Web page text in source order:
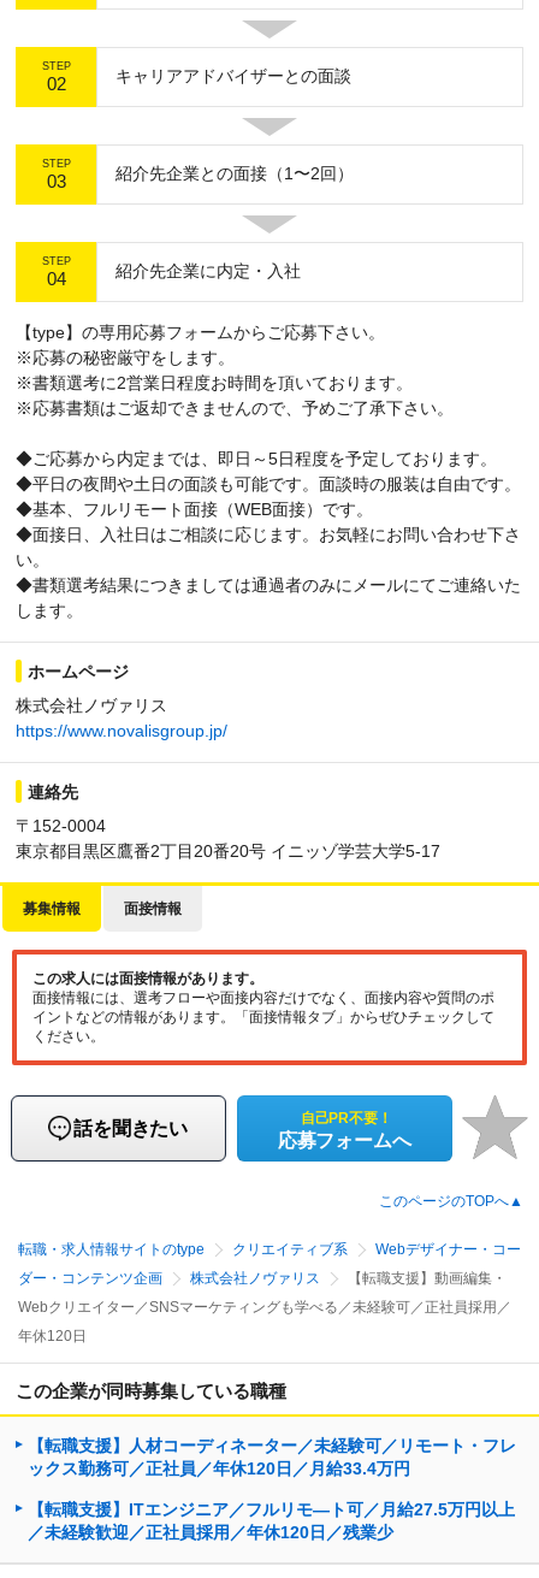
STEP
02 キャリアアドバイザーとの面談
STEP
03 紹介先企業との面接（1〜2回）
STEP
04 紹介先企業に内定・入社
【type】の専用応募フォームからご応募下さい。
※応募の秘密厳守をします。
※書類選考に2営業日程度お時間を頂いております。
※応募書類はご返却できませんので、予めご了承下さい。
◆ご応募から内定までは、即日～5日程度を予定しております。
◆平日の夜間や土日の面談も可能です。面談時の服装は自由です。
◆基本、フルリモート面接（WEB面接）です。
◆面接日、入社日はご相談に応じます。お気軽にお問い合わせ下さ
い。
◆書類選考結果につきましては通過者のみにメールにてご連絡いた
します。
ホームページ
株式会社ノヴァリス
https://www.novalisgroup.jp/
連絡先
〒152-0004
東京都目黒区鷹番2丁目20番20号 イニッゾ学芸大学5-17
募集情報 面接情報
この求人には面接情報があります。
面接情報には、選考フローや面接内容だけでなく、面接内容や質問のポ
イントなどの情報があります。「面接情報タブ」からぜひチェックして
ください。
話を聞きたい 自己PR不要！
応募フォームへ
このページのTOPへ▲
転職・求人情報サイトのtype クリエイティブ系
Webデザイナー・コー
ダー・コンテンツ企画
株式会社ノヴァリス
【転職支援】動画編集・
Webクリエイター／SNSマーケティングも学べる／未経験可／正社員採用／
年休120日
この企業が同時募集している職種
【転職支援】人材コーディネーター／未経験可／リモート・フレ
ックス勤務可／正社員／年休120日／月給33.4万円
【転職支援】ITエンジニア／フルリモ―ト可／月給27.5万円以上
／未経験歓迎／正社員採用／年休120日／残業少